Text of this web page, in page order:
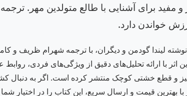
مفید برای آشنایی با طالع متولدین مهر.
خواندن دارد.
لیندا گودمن و دیگران، با ترجمه شهرام ظریف
اثر با ارائه تحلیل‌های دقیق از ویژگی‌های فردی،
شمیز و قطع خشتی کوچک منتشر کرده است. اگر به
بهترین قیمت و ارسال سریع، این کتاب را در اختیار